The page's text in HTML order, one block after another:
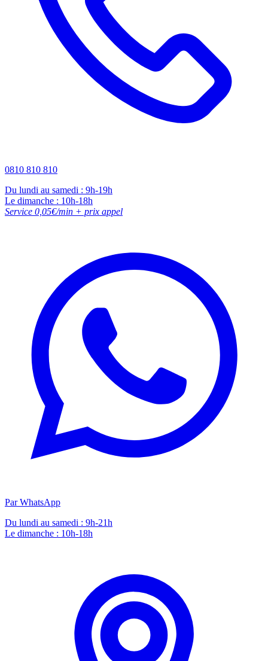
0810 810 810
Du lundi au samedi : 9h-19h
Le dimanche : 10h-18h
Service 0,05€/min + prix appel
Par WhatsApp
Du lundi au samedi : 9h-21h
Le dimanche : 10h-18h